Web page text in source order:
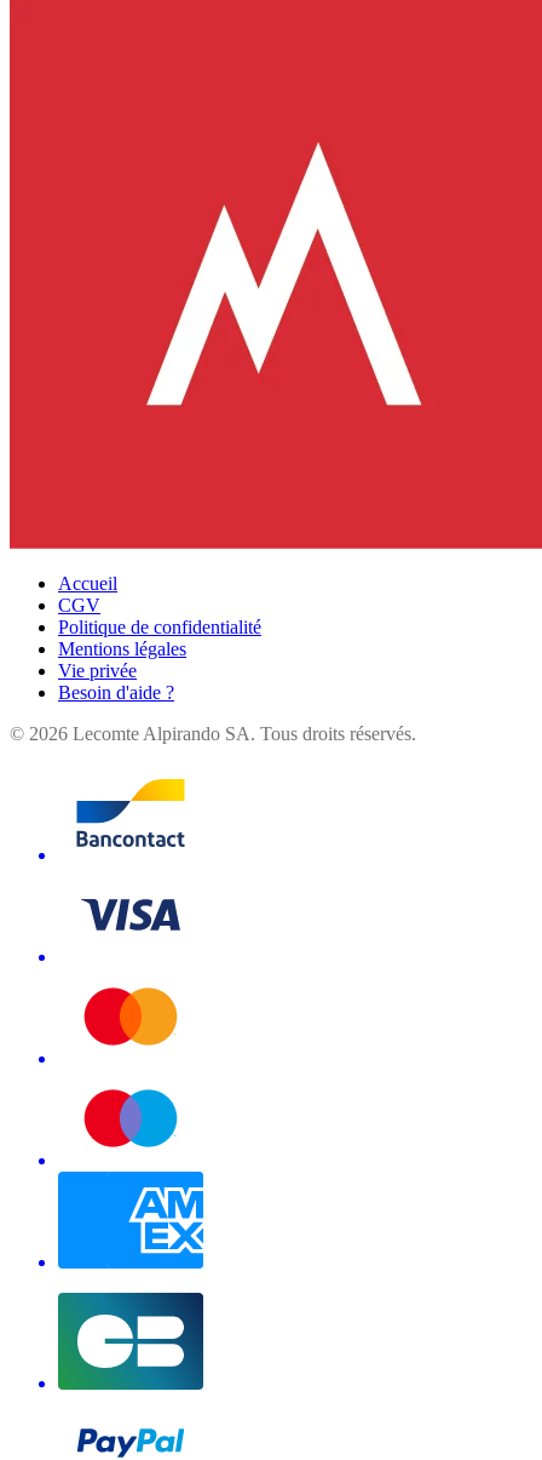
Accueil
CGV
Politique de confidentialité
Mentions légales
Vie privée
Besoin d'aide ?
© 2026 Lecomte Alpirando SA. Tous droits réservés.